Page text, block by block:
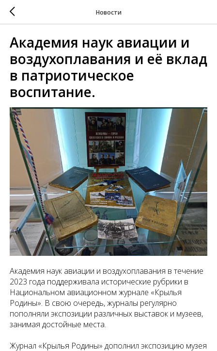
Новости
Академия наук авиации и
воздухоплавания и её вклад
в патриотическое
воспитание.
Академия наук авиации и воздухоплавания в течение
2023 года поддерживала исторические рубрики в
Национальном авиационном журнале «Крылья
Родины». В свою очередь, журналы регулярно
пополняли экспозиции различных выставок и музеев,
занимая достойные места.
Журнал «Крылья Родины» дополнил экспозицию музея